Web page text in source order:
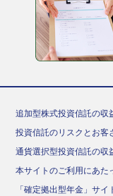
追加型株式投資信託の収
投資信託のリスクとお客
通貨選択型投資信託の収
本サイトのご利用にあた
「確定拠出型年金」サ